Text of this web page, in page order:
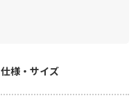
仕様・サイズ